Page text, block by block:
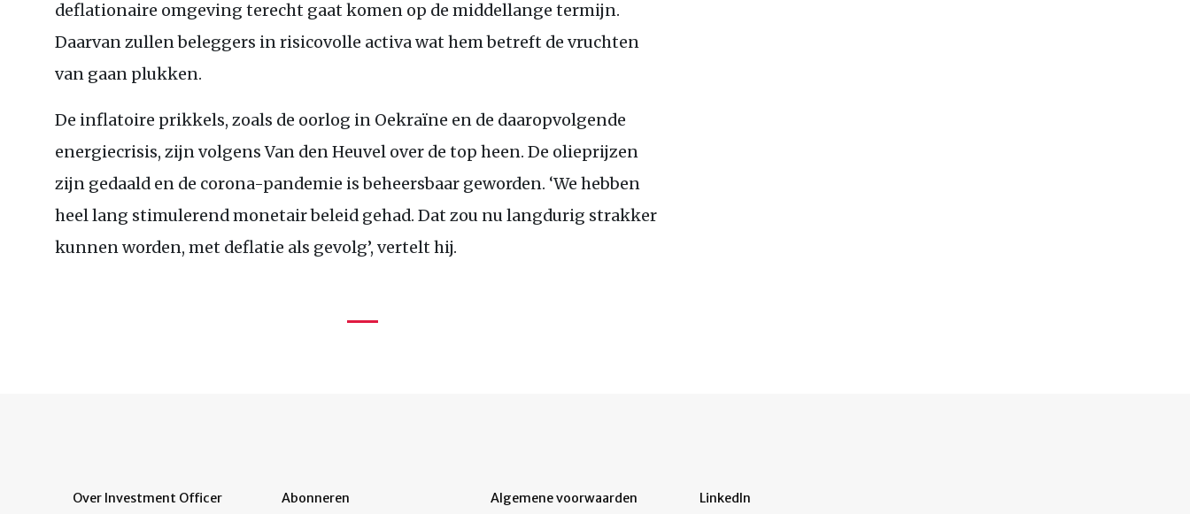
deflationaire omgeving terecht gaat komen op de middellange termijn.
Daarvan zullen beleggers in risicovolle activa wat hem betreft de vruchten
van gaan plukken.
De inflatoire prikkels, zoals de oorlog in Oekraïne en de daaropvolgende
energiecrisis, zijn volgens Van den Heuvel over de top heen. De olieprijzen
zijn gedaald en de corona-pandemie is beheersbaar geworden. ‘We hebben
heel lang stimulerend monetair beleid gehad. Dat zou nu langdurig strakker
kunnen worden, met deflatie als gevolg’, vertelt hij.
Over Investment Officer Abonneren Algemene voorwaarden LinkedIn